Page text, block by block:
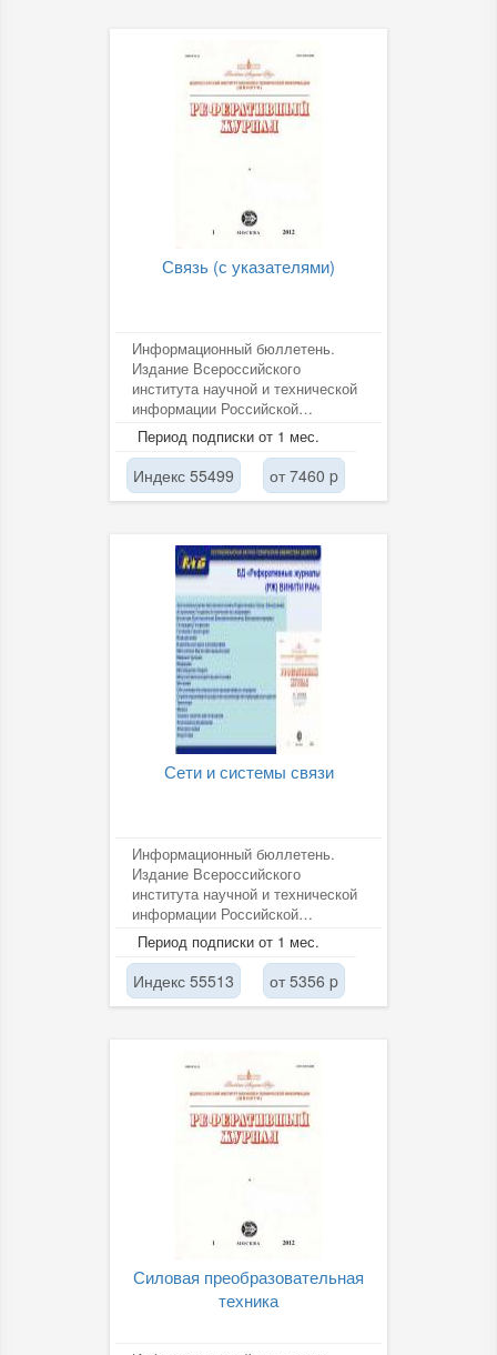
Связь (с указателями)
Информационный бюллетень.
Издание Всероссийского
института научной и технической
информации Российской
академии наук (ВИНИТИ РАН).
Период подписки от 1 мес.
Индекс 55499 от 7460 p
Сети и системы связи
Информационный бюллетень.
Издание Всероссийского
института научной и технической
информации Российской
академии наук (ВИНИТИ РАН).
Период подписки от 1 мес.
Индекс 55513 от 5356 p
Силовая преобразовательная
техника